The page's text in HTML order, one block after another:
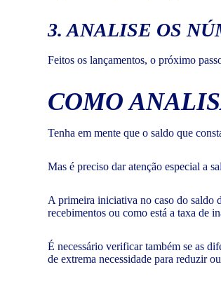
3. ANALISE OS
Feitos os lançamentos, o próximo
COMO
Tenha em mente que o saldo que
Mas é preciso dar atenção especial a
A primeira iniciativa no caso do saldo
recebimentos ou como está a taxa de
É necessário verificar também se as
de extrema necessidade para reduzir